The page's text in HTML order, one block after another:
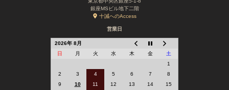
銀座MSビル地下二階
十誡へのAccess
営業日
2026年 8月
日
月 火 水 木 金
土
1
2
3 4 5 6 7
8
9
10 11 12 13 14
15